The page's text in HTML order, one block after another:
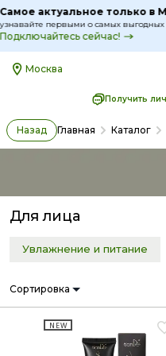
Самое актуальное
узнавайте первыми о самых
Подключайтесь сейчас!
Москва
Получить
Назад Главная Каталог
Для лица
Увлажнение и питание
Сортировка
NEW